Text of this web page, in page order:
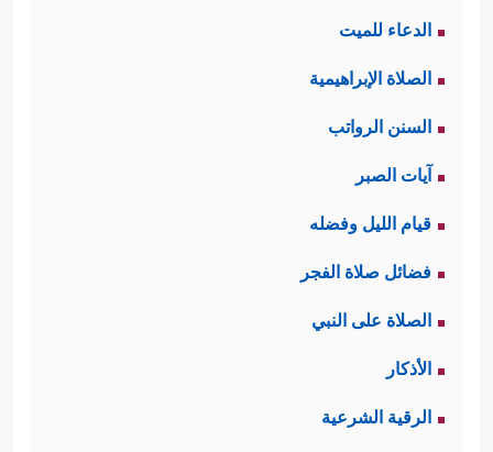
الدعاء للميت
الصلاة الإبراهيمية
السنن الرواتب
آيات الصبر
قيام الليل وفضله
فضائل صلاة الفجر
الصلاة على النبي
الأذكار
الرقية الشرعية